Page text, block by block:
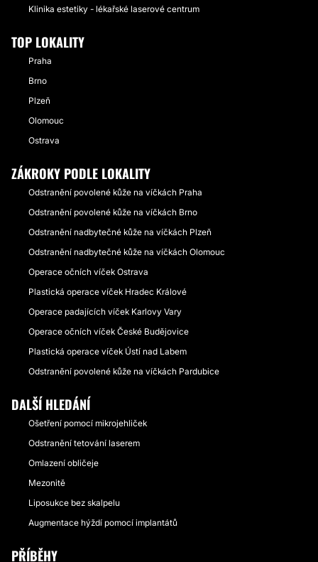
Klinika estetiky - lékařské laserové centrum
TOP LOKALITY
Praha
Brno
Plzeň
Olomouc
Ostrava
ZÁKROKY PODLE LOKALITY
Odstranění povolené kůže na víčkách Praha
Odstranění povolené kůže na víčkách Brno
Odstranění nadbytečné kůže na víčkách Plzeň
Odstranění nadbytečné kůže na víčkách Olomouc
Operace očních víček Ostrava
Plastická operace víček Hradec Králové
Operace padajících víček Karlovy Vary
Operace očních víček České Budějovice
Plastická operace víček Ústí nad Labem
Odstranění povolené kůže na víčkách Pardubice
DALŠÍ HLEDÁNÍ
Ošetření pomocí mikrojehliček
Odstranění tetování laserem
Omlazení obličeje
Mezonitě
Liposukce bez skalpelu
Augmentace hýždí pomocí implantátů
PŘÍBĚHY